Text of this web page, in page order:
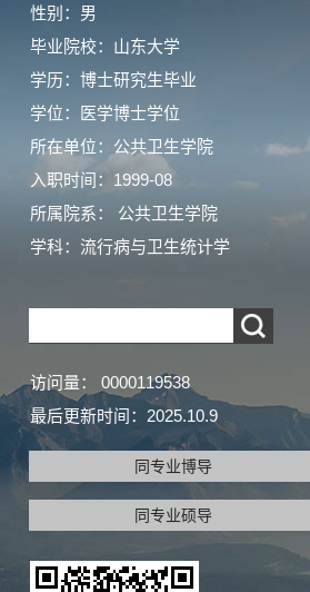
性别：男
毕业院校：山东大学
学历：博士研究生毕业
学位：医学博士学位
所在单位：公共卫生学院
入职时间：1999-08
所属院系： 公共卫生学院
学科：流行病与卫生统计学
访问量： 0000119538
最后更新时间： 2025.10.9
同专业博导
同专业硕导